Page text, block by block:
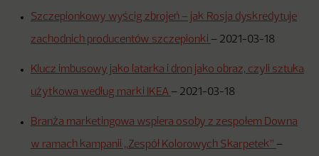
Szczepionkowy wyścig zbrojeń – jak Rosja dyskredytuje
zachodnich producentów szczepionki – 2021-03-18
Klucz imbusowy jako latarka i dron jako obraz, czyli sztuka
użytkowa według marki IKEA – 2021-03-18
Branża marketingowa wspiera osoby z zespołem Downa
w ramach kampanii „Zespół Kolorowych Skarpetek” –